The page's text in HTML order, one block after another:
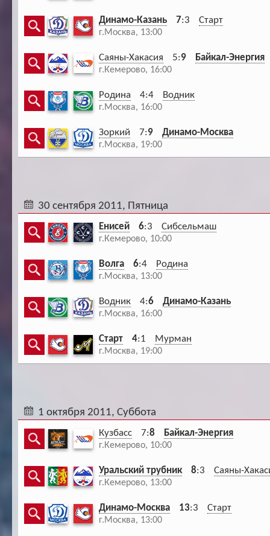
Динамо-Казань 7:3 Старт
г.Москва, 13:00
Саяны-Хакасия 5:9 Байкал-Энергия
г.Кемерово, 16:00
Родина 4:4 Водник
г.Москва, 16:00
Зоркий 7:9 Динамо-Москва
г.Москва, 19:00
30 сентября 2011, Пятница
Енисей 6:3 Сибсельмаш
г.Кемерово, 10:00
Волга 6:4 Родина
г.Москва, 13:00
Водник 4:6 Динамо-Казань
г.Москва, 16:00
Старт 4:1 Мурман
г.Москва, 19:00
1 октября 2011, Суббота
Кузбасс 7:8 Байкал-Энергия
г.Кемерово, 10:00
Уральский трубник 8:3 Саяны-
г.Кемерово, 13:00
Динамо-Москва 13:3 Старт
г.Москва, 13:00